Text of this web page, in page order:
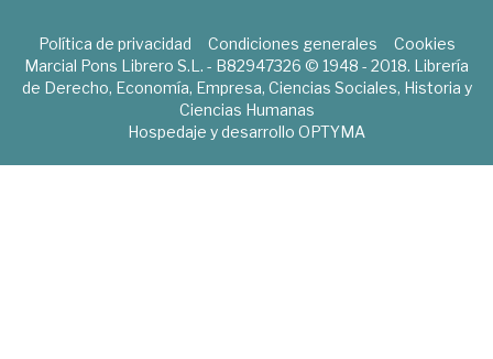
Política de privacidad Condiciones generales
Cookies
Marcial Pons Librero S.L. - B82947326 © 1948 - 2018. Librería
de Derecho, Economía, Empresa, Ciencias Sociales, Historia y
Ciencias Humanas
Hospedaje y desarrollo OPTYMA